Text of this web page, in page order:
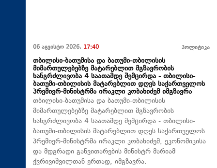
06 აგვისტო 2026, 17:40 პოლიტიკა
თბილისი-ბათუმისა და ბათუმი-თბილისის
მიმართულებებზე მატარებლით მგზავრობის
ხანგრძლივობა 4 საათამდე შემცირდა - თბილისი-
ბათუმი-თბილისის მატარებლით დღეს საქართველოს
პრემიერ-მინისტრმა ირაკლი კობახიძემ იმგზავრა
თბილისი-ბათუმისა და ბათუმი-თბილისის
მიმართულებებზე მატარებლით მგზავრობის
ხანგრძლივობა 4 საათამდე შემცირდა - თბილისი-
ბათუმი-თბილისის მატარებლით დღეს საქართველოს
პრემიერ-მინისტრმა ირაკლი კობახიძემ, ეკონომიკისა
და მდგრადი განვითარების მინისტრ მარიამ
ქვრივიშვილთან ერთად, იმგზავრა.